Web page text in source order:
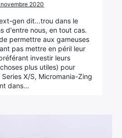
2020
gen dit...trou dans le
d'entre nous, en tout cas.
permettre aux gameuses
pas mettre en péril leur
investir leurs
plus utiles) pour
X/S, Micromania-Zing
dans…